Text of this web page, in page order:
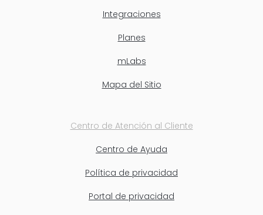
Integraciones
Planes
mLabs
Mapa del Sitio
Centro de Atención al Cliente
Centro de Ayuda
Política de privacidad
Portal de privacidad